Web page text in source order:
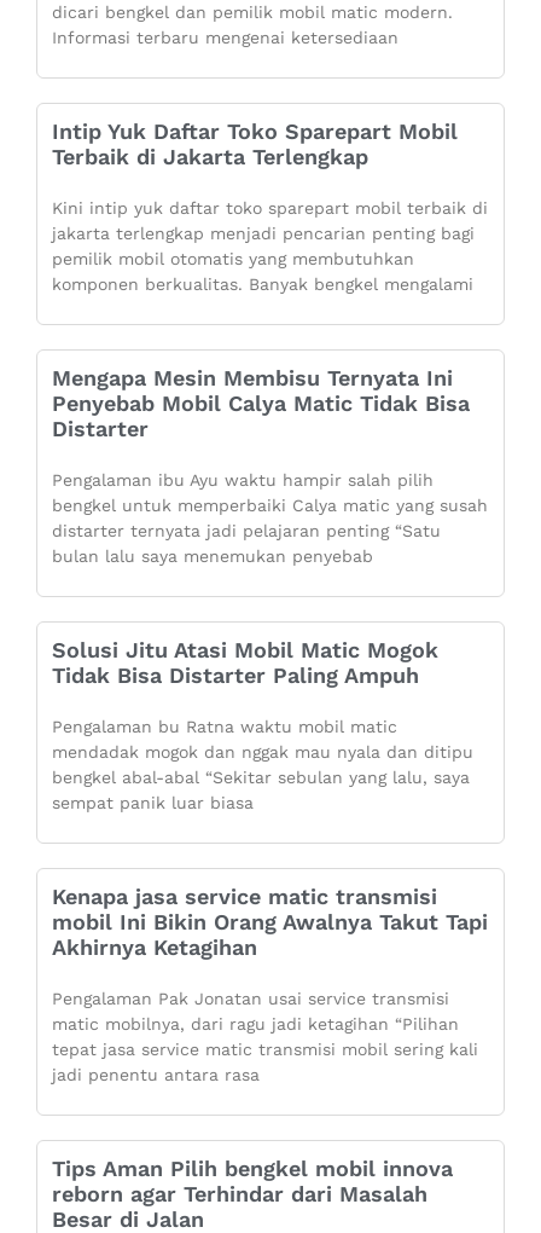
dicari bengkel dan pemilik mobil matic modern.
Informasi terbaru mengenai ketersediaan
Intip Yuk Daftar Toko Sparepart Mobil
Terbaik di Jakarta Terlengkap
Kini intip yuk daftar toko sparepart mobil terbaik di
jakarta terlengkap menjadi pencarian penting bagi
pemilik mobil otomatis yang membutuhkan
komponen berkualitas. Banyak bengkel mengalami
Mengapa Mesin Membisu Ternyata Ini
Penyebab Mobil Calya Matic Tidak Bisa
Distarter
Pengalaman ibu Ayu waktu hampir salah pilih
bengkel untuk memperbaiki Calya matic yang susah
distarter ternyata jadi pelajaran penting “Satu
bulan lalu saya menemukan penyebab
Solusi Jitu Atasi Mobil Matic Mogok
Tidak Bisa Distarter Paling Ampuh
Pengalaman bu Ratna waktu mobil matic
mendadak mogok dan nggak mau nyala dan ditipu
bengkel abal-abal “Sekitar sebulan yang lalu, saya
sempat panik luar biasa
Kenapa jasa service matic transmisi
mobil Ini Bikin Orang Awalnya Takut Tapi
Akhirnya Ketagihan
Pengalaman Pak Jonatan usai service transmisi
matic mobilnya, dari ragu jadi ketagihan “Pilihan
tepat jasa service matic transmisi mobil sering kali
jadi penentu antara rasa
Tips Aman Pilih bengkel mobil innova
reborn agar Terhindar dari Masalah
Besar di Jalan